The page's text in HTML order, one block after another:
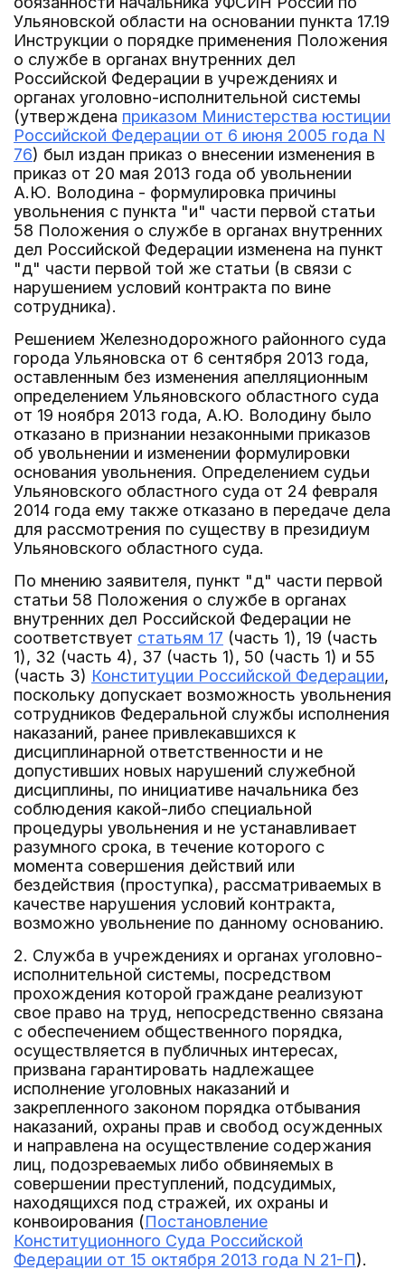
Ульяновской области на основании пункта 17.19
Инструкции о порядке применения Положения
о службе в органах внутренних дел
Российской Федерации в учреждениях и
органах уголовно-исполнительной системы
(утверждена приказом Министерства юстиции
Российской Федерации от 6 июня 2005 года N
76) был издан приказ о внесении изменения в
приказ от 20 мая 2013 года об увольнении
А.Ю. Володина - формулировка причины
увольнения с пункта "и" части первой статьи
58 Положения о службе в органах внутренних
дел Российской Федерации изменена на пункт
"д" части первой той же статьи (в связи с
нарушением условий контракта по вине
сотрудника).
Решением Железнодорожного районного суда
города Ульяновска от 6 сентября 2013 года,
оставленным без изменения апелляционным
определением Ульяновского областного суда
от 19 ноября 2013 года, А.Ю. Володину было
отказано в признании незаконными приказов
об увольнении и изменении формулировки
основания увольнения. Определением судьи
Ульяновского областного суда от 24 февраля
2014 года ему также отказано в передаче дела
для рассмотрения по существу в президиум
Ульяновского областного суда.
По мнению заявителя, пункт "д" части первой
статьи 58 Положения о службе в органах
внутренних дел Российской Федерации не
соответствует статьям 17 (часть 1), 19 (часть
1), 32 (часть 4), 37 (часть 1), 50 (часть 1) и 55
(часть 3) Конституции Российской Федерации,
поскольку допускает возможность увольнения
сотрудников Федеральной службы исполнения
наказаний, ранее привлекавшихся к
дисциплинарной ответственности и не
допустивших новых нарушений служебной
дисциплины, по инициативе начальника без
соблюдения какой-либо специальной
процедуры увольнения и не устанавливает
разумного срока, в течение которого с
момента совершения действий или
бездействия (проступка), рассматриваемых в
качестве нарушения условий контракта,
возможно увольнение по данному основанию.
2. Служба в учреждениях и органах уголовно-
исполнительной системы, посредством
прохождения которой граждане реализуют
свое право на труд, непосредственно связана
с обеспечением общественного порядка,
осуществляется в публичных интересах,
призвана гарантировать надлежащее
исполнение уголовных наказаний и
закрепленного законом порядка отбывания
наказаний, охраны прав и свобод осужденных
и направлена на осуществление содержания
лиц, подозреваемых либо обвиняемых в
совершении преступлений, подсудимых,
находящихся под стражей, их охраны и
конвоирования (Постановление
Конституционного Суда Российской
Федерации от 15 октября 2013 года N 21-П).